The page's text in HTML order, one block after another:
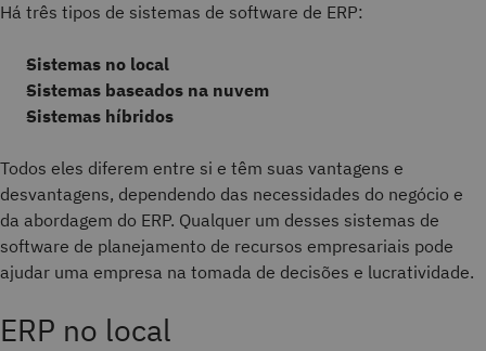
Há três tipos de sistemas de software de ERP:
Sistemas no local
Sistemas baseados na nuvem
Sistemas híbridos
Todos eles diferem entre si e têm suas vantagens e
desvantagens, dependendo das necessidades do negócio e
da abordagem do ERP. Qualquer um desses sistemas de
software de planejamento de recursos empresariais pode
ajudar uma empresa na tomada de decisões e lucratividade.
ERP no local